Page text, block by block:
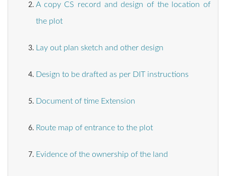
A copy CS record and design of the location of
the plot
Lay out plan sketch and other design
Design to be drafted as per DIT instructions
Document of time Extension
Route map of entrance to the plot
Evidence of the ownership of the land